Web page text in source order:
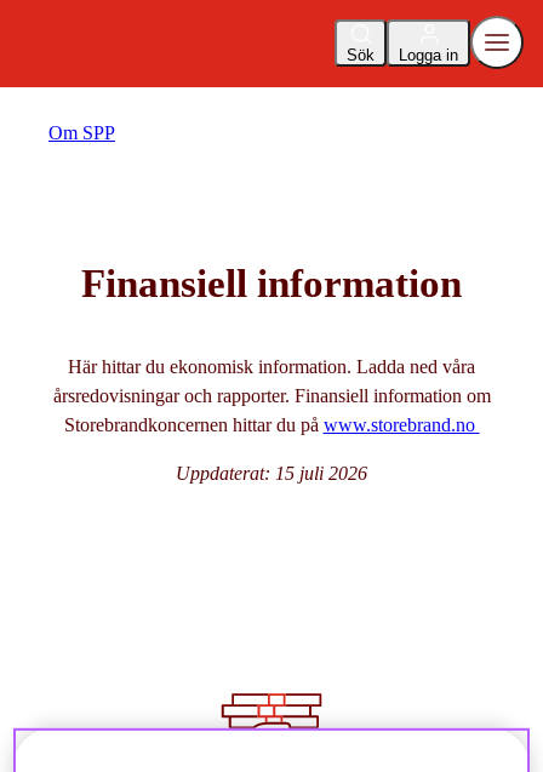
Sök Logga in
Om SPP
Finansiell information
Här hittar du ekonomisk information. Ladda ned våra
årsredovisningar och rapporter. Finansiell information om
Storebrandkoncernen hittar du på www.storebrand.no
Uppdaterat: 15 juli 2026